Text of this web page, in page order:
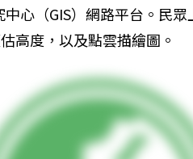
心（GIS）網路平台。民
高度，以及點雲描繪圖。